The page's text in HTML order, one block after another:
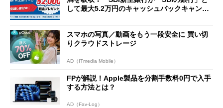
して最大5.2万円のキャッシュバックキャンペ
スマホの写真／動画をもう一段安全に 買い切
りクラウドストレージ
AD（ITmedia Mobile）
FPが解説！Apple製品を分割手数料0円で入手
する方法とは？
AD（Fav-Log）